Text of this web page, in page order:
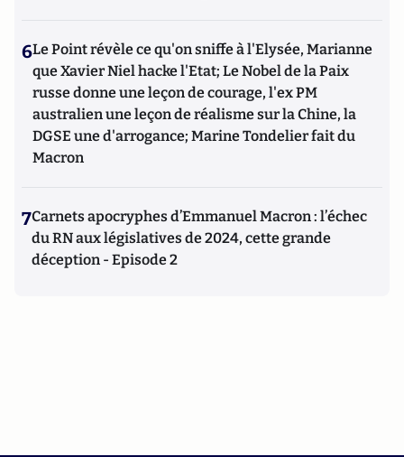
6Le Point révèle ce qu'on sniffe à l'Elysée, Marianne
que Xavier Niel hacke l'Etat; Le Nobel de la Paix
russe donne une leçon de courage, l'ex PM
australien une leçon de réalisme sur la Chine, la
DGSE une d'arrogance; Marine Tondelier fait du
Macron
7Carnets apocryphes d’Emmanuel Macron : l’échec
du RN aux législatives de 2024, cette grande
déception - Episode 2